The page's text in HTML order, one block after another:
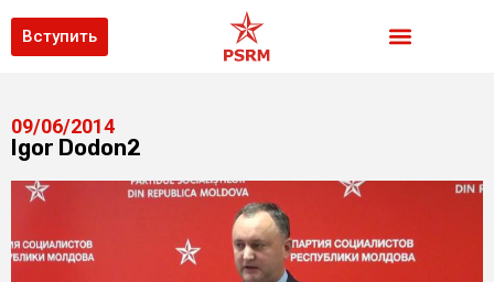
Вступить
09/06/2014
Igor Dodon2